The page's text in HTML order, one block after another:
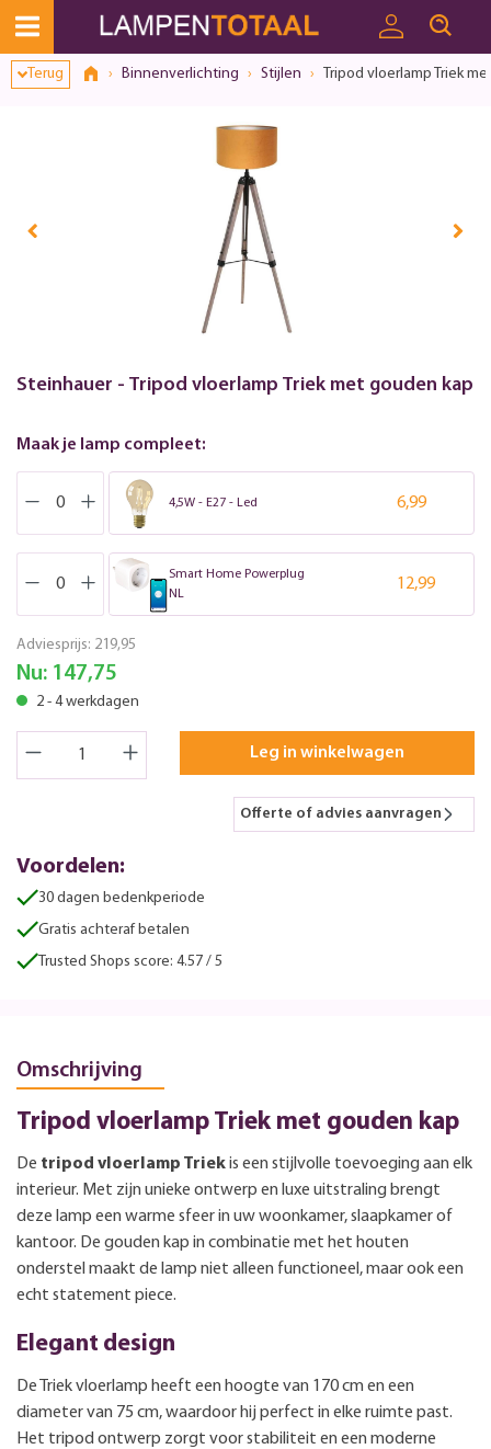
Terug Binnenverlichting Stijlen Tripod vloerlamp Triek
Steinhauer - Tripod vloerlamp Triek met gouden kap
Maak je lamp compleet:
4,5W - E27 - Led 6,99
Smart Home Powerplug
NL
12,99
Adviesprijs: 219,95
Nu: 147,75
2 - 4 werkdagen
Leg in winkelwagen
Offerte of advies aanvragen
Voordelen:
30 dagen bedenkperiode
Gratis achteraf betalen
Trusted Shops score: 4.57 / 5
Omschrijving
Tripod vloerlamp Triek met gouden kap
De tripod vloerlamp Triekis een stijlvolle toevoeging aan elk
interieur. Met zijn unieke ontwerp en luxe uitstraling brengt
deze lamp een warme sfeer in uw woonkamer, slaapkamer of
kantoor. De gouden kap in combinatie met het houten
onderstel maakt de lamp niet alleen functioneel, maar ook een
echt statement piece.
Elegant design
De Triek vloerlamp heeft een hoogte van 170 cm en een
diameter van 75 cm, waardoor hij perfect in elke ruimte past.
Het tripod ontwerp zorgt voor stabiliteit en een moderne